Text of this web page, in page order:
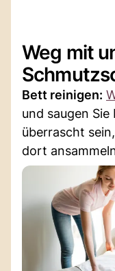
Weg mit
Bett reinigen:
und saugen
überrascht
dort